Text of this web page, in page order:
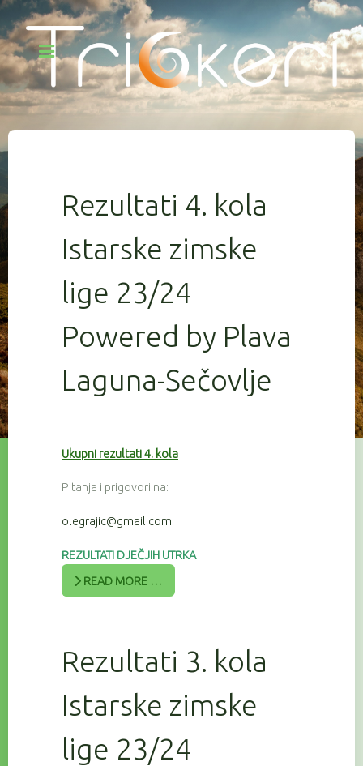
Rezultati 4. kola
Istarske zimske
lige 23/24
Powered by Plava
Laguna-Sečovlje
Ukupni rezultati 4. kola
Pitanja i prigovori na:
olegrajic@gmail.com
REZULTATI DJEČJIH UTRKA
READ MORE …
Rezultati 3. kola
Istarske zimske
lige 23/24